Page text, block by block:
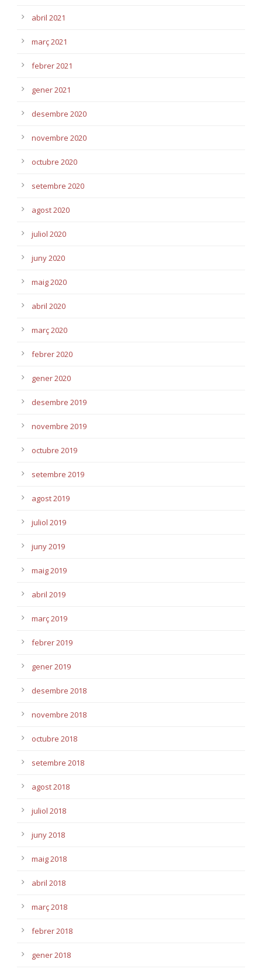
abril 2021
març 2021
febrer 2021
gener 2021
desembre 2020
novembre 2020
octubre 2020
setembre 2020
agost 2020
juliol 2020
juny 2020
maig 2020
abril 2020
març 2020
febrer 2020
gener 2020
desembre 2019
novembre 2019
octubre 2019
setembre 2019
agost 2019
juliol 2019
juny 2019
maig 2019
abril 2019
març 2019
febrer 2019
gener 2019
desembre 2018
novembre 2018
octubre 2018
setembre 2018
agost 2018
juliol 2018
juny 2018
maig 2018
abril 2018
març 2018
febrer 2018
gener 2018